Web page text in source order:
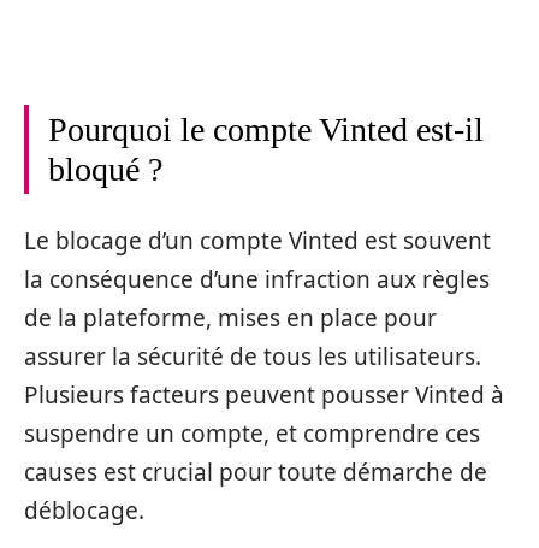
Pourquoi le compte Vinted est-il
bloqué ?
Le blocage d’un compte Vinted est souvent
la conséquence d’une infraction aux règles
de la plateforme, mises en place pour
assurer la sécurité de tous les utilisateurs.
Plusieurs facteurs peuvent pousser Vinted à
suspendre un compte, et comprendre ces
causes est crucial pour toute démarche de
déblocage.